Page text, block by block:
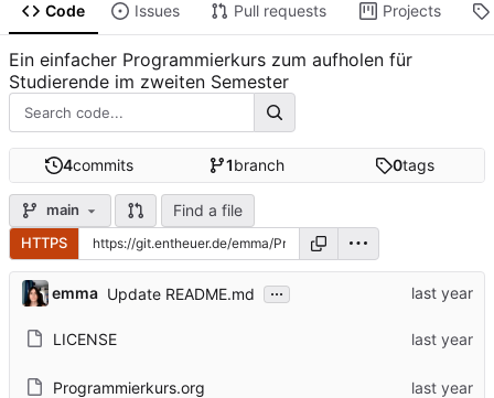
Code Issues Pull requests Projects
Ein einfacher Programmierkurs zum aufholen für
Studierende im zweiten Semester
4commits 1branch 0tags
main Find a file
HTTPS
emma Update README.md ...
LICENSE
Programmierkurs.org